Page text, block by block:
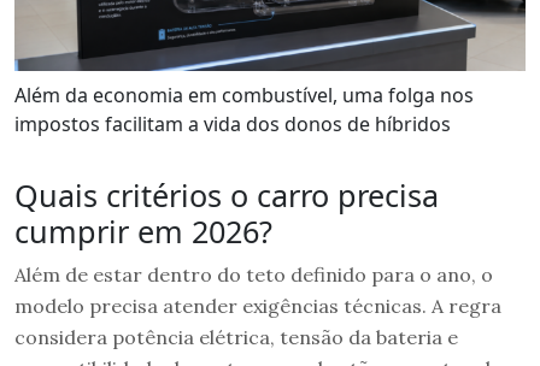
Além da economia em combustível, uma folga nos
impostos facilitam a vida dos donos de híbridos
Quais critérios o carro precisa
cumprir em 2026?
Além de estar dentro do teto definido para o ano, o
modelo precisa atender exigências técnicas. A regra
considera potência elétrica, tensão da bateria e